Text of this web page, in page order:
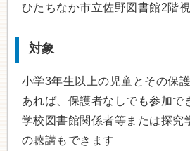
ひたちなか市立佐野図書館2階
対象
小学3年生以上の児童とその保
あれば、保護者なしでも参加で
学校図書館関係者等または探究
の聴講もできます